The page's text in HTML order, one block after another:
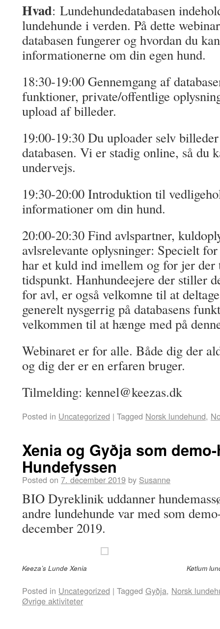
Hvad: Lundehundedatabasen
lundehunde i verden. På dette
databasen fungerer og hvordan du
informationerne om din egen hund.
18:30-19:00 Gennemgang af
funktioner, private/offentlige
upload af billeder.
19:00-19:30 Du uploader selv
databasen. Vi er stadig online, så du
undervejs.
19:30-20:00 Introduktion til
informationer om din hund.
20:00-20:30 Find avlspartner,
avlsrelevante oplysninger: Specielt
har et kuld ind imellem og for jer
tidspunkt. Hanhundeejere der stiller
for avl, er også velkomne til at
generelt nysgerrig på databasens
velkommen til at hænge med på
Webinaret er for alle. Både dig der
og dig der er en erfaren bruger.
Tilmelding: kennel@keezas.dk
Posted in Uncategorized | Tagged Norsk lundehund,
Xenia og Gyðja som
Hundefyssen
Posted on 7. december 2019 by Susanne
BIO Dyreklinik uddanner
andre lundehunde var med som
december 2019.
Keeza’s Lunde Xenia Køtlum
Posted in Uncategorized | Tagged Gyðja, Norsk
Øvrige aktiviteter